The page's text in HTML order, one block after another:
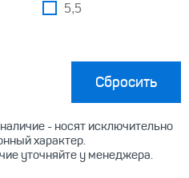
5,5
Сбросить
- носят исключительно
характер.
уточняйте у менеджера.